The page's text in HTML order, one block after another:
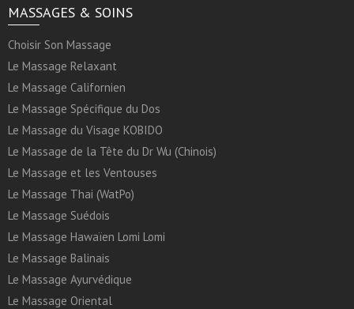
MASSAGES & SOINS
Choisir Son Massage
Le Massage Relaxant
Le Massage Californien
Le Massage Spécifique du Dos
Le Massage du Visage KOBIDO
Le Massage de la Tête du Dr Wu (Chinois)
Le Massage et les Ventouses
Le Massage Thai (WatPo)
Le Massage Suédois
Le Massage Hawaïen Lomi Lomi
Le Massage Balinais
Le Massage Ayurvédique
Le Massage Oriental